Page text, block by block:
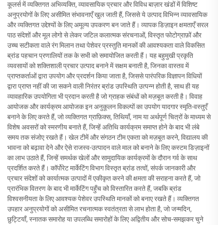
कूलर्स में व्यक्तिगत अभिव्यक्ति, व्यावसायिक प्रचार और विविध बाज़ार खंडों में विशिष्ट
अनुप्रयोगों के लिए असीमित संभावनाएँ खुल जाती हैं, जिससे ये उत्पाद विभिन्न व्यावसायिक
और व्यक्तिगत उद्देश्यों के लिए अमूल्य उपकरण बन जाते हैं। व्यापक डिज़ाइन क्षमताएँ सरल
पाठ संदेशों और मूल लोगो से लेकर जटिल कलात्मक संरचनाओं, विस्तृत फोटोग्राफ़ों और
उच्च सटीकता वाले रंग मिलान तथा पेशेवर प्रस्तुति मानकों की आवश्यकता वाले विकसित
ब्रांड पहचान प्रणालियों तक के सभी को समायोजित करती हैं। यह बहुमुखी प्रकृति
व्यवसायों को शक्तिशाली प्रचार उत्पाद बनाने में सक्षम बनाती है, जिनका वास्तव में
प्राप्तकर्ताओं द्वारा उपयोग और प्रदर्शन किया जाता है, जिससे पारंपरिक विज्ञापन विधियों
द्वारा प्राप्त नहीं की जा सकने वाली निरंतर ब्रांड उपस्थिति उत्पन्न होती है, साथ ही यह
व्यावहारिक उपयोगिता भी प्रदान करती है जो ग्राहक संबंधों को मज़बूत करती है। विवाह
आयोजक और कार्यक्रम आयोजक इन अनुकूलन विकल्पों का उपयोग यादगार स्मृति-वस्तुएँ
बनाने के लिए करते हैं, जो व्यक्तिगत ग्राफ़िक्स, तिथियाँ, नाम या अर्थपूर्ण चित्रों के माध्यम से
विशेष अवसरों को स्मरणीय बनाते हैं, जिन्हें अतिथि कार्यक्रम समाप्त होने के बाद भी लंबे
समय तक संजोए रखते हैं। खेल टीमें और संगठन टीम एकता को मज़बूत करने, विद्यालय की
भावना को बढ़ावा देने और ऐसे राजस्व-उत्पादन वाले माल को बनाने के लिए कस्टम डिज़ाइनों
का लाभ उठाते हैं, जिन्हें समर्थक खेलों और सामुदायिक कार्यक्रमों के दौरान गर्व के साथ
प्रदर्शित करते हैं। कॉर्पोरेट मार्केटिंग विभाग विस्तृत ब्रांड तत्वों, संपर्क जानकारी और
प्रचार संदेशों को कार्यात्मक उत्पादों में एकीकृत करने की क्षमता की सराहना करते हैं, जो
प्रारंभिक वितरण के बाद भी मार्केटिंग पहुँच को विस्तारित करते हैं, जबकि ब्रांड
विश्वसनीयता के लिए आवश्यक पेशेवर उपस्थिति मानकों को बनाए रखते हैं। व्यक्तिगत
उपहार अनुप्रयोगों को असीमित रचनात्मक स्वतंत्रता से लाभ होता है, जो जन्मदिन,
छुट्टियाँ, स्नातक समारोह या उपलब्धि समारोहों के लिए अद्वितीय और सोच-समझकर चुने